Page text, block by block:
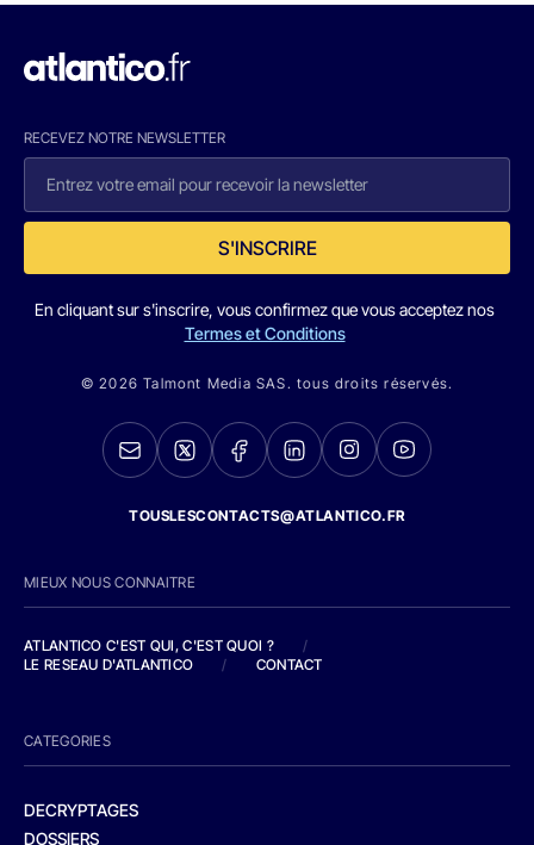
RECEVEZ NOTRE NEWSLETTER
S'INSCRIRE
En cliquant sur s'inscrire, vous confirmez que vous acceptez nos
Termes et Conditions
© 2026 Talmont Media SAS. tous droits réservés.
TOUSLESCONTACTS@ATLANTICO.FR
MIEUX NOUS CONNAITRE
ATLANTICO C'EST QUI, C'EST QUOI ?
/
LE RESEAU D'ATLANTICO
/ CONTACT
CATEGORIES
DECRYPTAGES
DOSSIERS